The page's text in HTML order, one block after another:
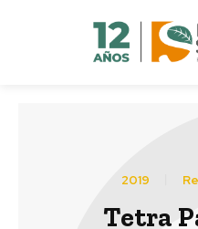
2019
Tetra